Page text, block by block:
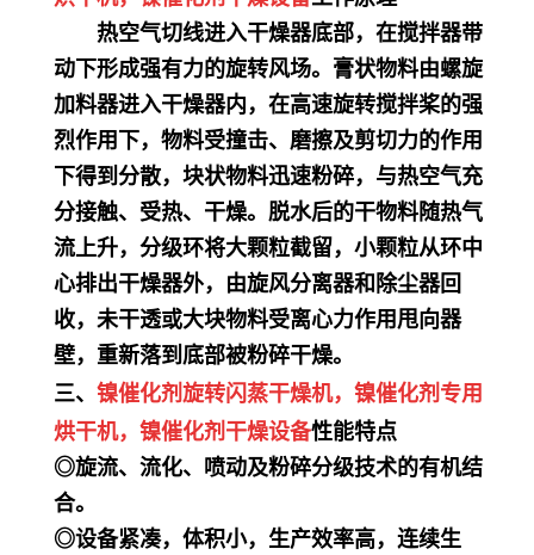
热空气切线进入干燥器底部，在搅拌器带
动下形成强有力的旋转风场。膏状物料由螺旋
加料器进入干燥器内，在高速旋转搅拌桨的强
烈作用下，物料受撞击、磨擦及剪切力的作用
下得到分散，块状物料迅速粉碎，与热空气充
分接触、受热、干燥。脱水后的干物料随热气
流上升，分级环将大颗粒截留，小颗粒从环中
心排出干燥器外，由旋风分离器和除尘器回
收，未干透或大块物料受离心力作用甩向器
壁，重新落到底部被粉碎干燥。
三、 镍催化剂旋转闪蒸干燥机， 镍催化剂专用
烘干机， 镍催化剂干燥设备性能特点
◎旋流、流化、喷动及粉碎分级技术的有机结
合。
◎设备紧凑，体积小，生产效率高，连续生